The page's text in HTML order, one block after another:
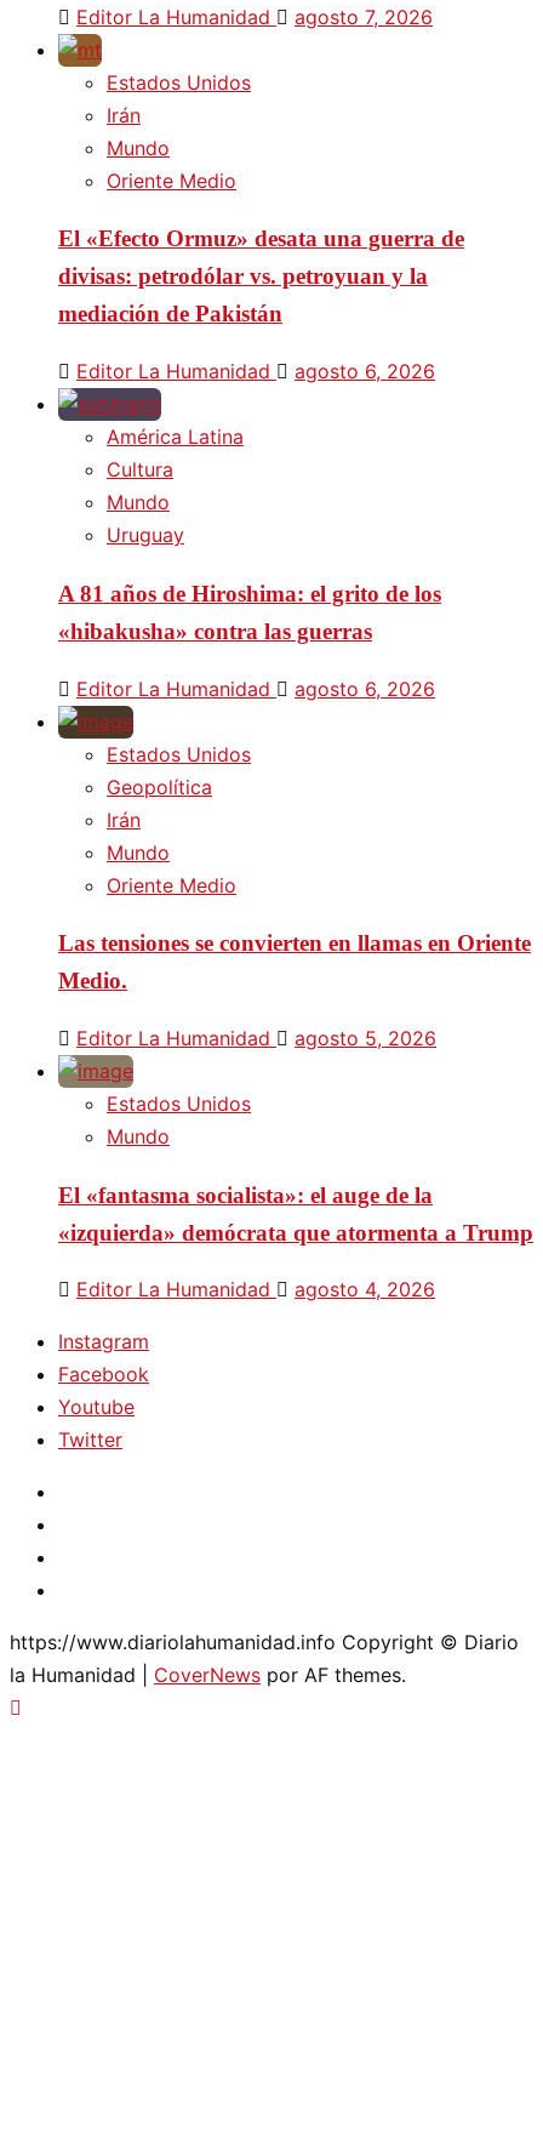
Editor La Humanidad agosto 7, 2026
Estados Unidos
Irán
Mundo
Oriente Medio
El «Efecto Ormuz» desata una guerra de
divisas: petrodólar vs. petroyuan y la
mediación de Pakistán
Editor La Humanidad agosto 6, 2026
América Latina
Cultura
Mundo
Uruguay
A 81 años de Hiroshima: el grito de los
«hibakusha» contra las guerras
Editor La Humanidad agosto 6, 2026
Estados Unidos
Geopolítica
Irán
Mundo
Oriente Medio
Las tensiones se convierten en llamas en Oriente
Medio.
Editor La Humanidad agosto 5, 2026
Estados Unidos
Mundo
El «fantasma socialista»: el auge de la
«izquierda» demócrata que atormenta a Trump
Editor La Humanidad agosto 4, 2026
Instagram
Facebook
Youtube
Twitter
https://www.diariolahumanidad.info Copyright © Diario
la Humanidad
CoverNews por AF themes.